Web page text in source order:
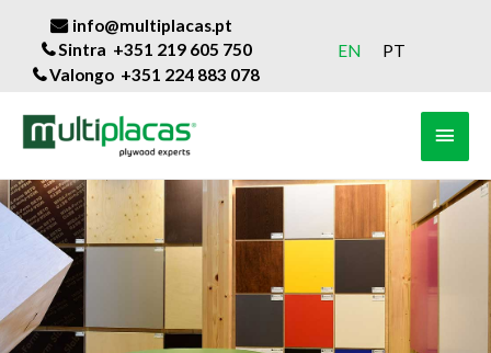
info@multiplacas.pt
Sintra +351 219 605 750
Valongo +351 224 883 078
EN PT